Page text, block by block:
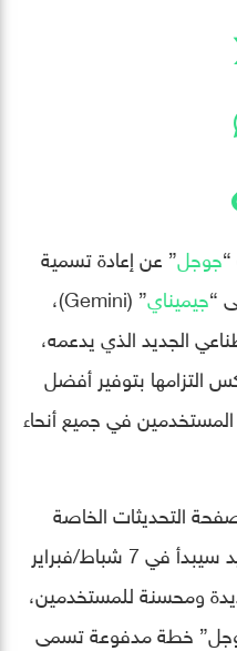
جوجل” عن إعادة تسمية
جيميناي
” (Gemini)،
الجديد الذي يدعمه،
التزامها بتوفير أفضل
في جميع أنحاء
التحديثات الخاصة
بتطبيق “بارد”، فإن التغيير الجديد سيبدأ في 7 شباط/فبراير
ومحسنة للمستخدمين،
خطة مدفوعة تسمى